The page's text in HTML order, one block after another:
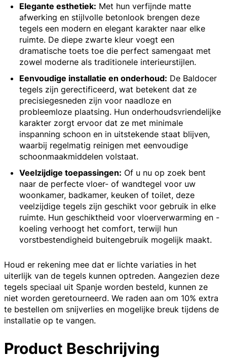
Elegante esthetiek: Met hun verfijnde matte
afwerking en stijlvolle betonlook brengen deze
tegels een modern en elegant karakter naar elke
ruimte. De diepe zwarte kleur voegt een
dramatische toets toe die perfect samengaat met
zowel moderne als traditionele interieurstijlen.
Eenvoudige installatie en onderhoud: De Baldocer
tegels zijn gerectificeerd, wat betekent dat ze
precisiegesneden zijn voor naadloze en
probleemloze plaatsing. Hun onderhoudsvriendelijke
karakter zorgt ervoor dat ze met minimale
inspanning schoon en in uitstekende staat blijven,
waarbij regelmatig reinigen met eenvoudige
schoonmaakmiddelen volstaat.
Veelzijdige toepassingen: Of u nu op zoek bent
naar de perfecte vloer- of wandtegel voor uw
woonkamer, badkamer, keuken of toilet, deze
veelzijdige tegels zijn geschikt voor gebruik in elke
ruimte. Hun geschiktheid voor vloerverwarming en -
koeling verhoogt het comfort, terwijl hun
vorstbestendigheid buitengebruik mogelijk maakt.
Houd er rekening mee dat er lichte variaties in het
uiterlijk van de tegels kunnen optreden. Aangezien deze
tegels speciaal uit Spanje worden besteld, kunnen ze
niet worden geretourneerd. We raden aan om 10% extra
te bestellen om snijverlies en mogelijke breuk tijdens de
installatie op te vangen.
Product Beschrijving